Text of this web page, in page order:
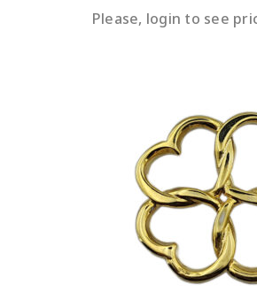
Please, login to see
ΔΙΑΒΆΣΤΕ